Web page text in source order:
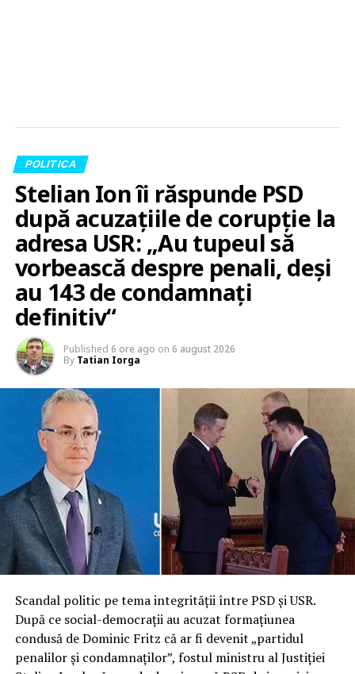
POLITICA
Stelian Ion îi răspunde PSD
după acuzațiile de corupție la
adresa USR: „Au tupeul să
vorbească despre penali, deși
au 143 de condamnați
definitiv“
Published 6 ore ago on 6 august 2026
By Tatian Iorga
Scandal politic pe tema integrității între PSD și USR.
După ce social-democrații au acuzat formațiunea
condusă de Dominic Fritz că ar fi devenit „partidul
penalilor și condamnaților”, fostul ministru al Justiției